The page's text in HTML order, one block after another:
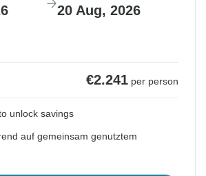
20 Aug, 2026
€2.241 per person
unlock savings
auf gemeinsam genutztem